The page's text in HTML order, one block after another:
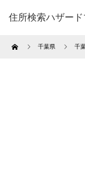
住所検索ハザー
Home 千葉県 千